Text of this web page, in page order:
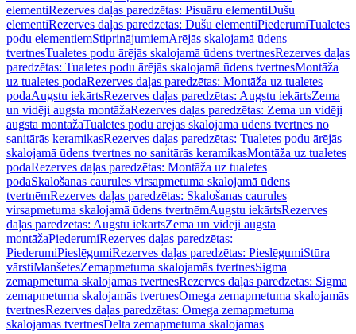
elementiRezerves daļas paredzētas: Pisuāru elementiDušu
elementiRezerves daļas paredzētas: Dušu elementiPiederumiTualetes
podu elementiemStiprinājumiemĀrējās skalojamā ūdens
tvertnesTualetes podu ārējās skalojamā ūdens tvertnesRezerves daļas
paredzētas: Tualetes podu ārējās skalojamā ūdens tvertnesMontāža
uz tualetes podaRezerves daļas paredzētas: Montāža uz tualetes
podaAugstu iekārtsRezerves daļas paredzētas: Augstu iekārtsZema
un vidēji augsta montāžaRezerves daļas paredzētas: Zema un vidēji
augsta montāžaTualetes podu ārējās skalojamā ūdens tvertnes no
sanitārās keramikasRezerves daļas paredzētas: Tualetes podu ārējās
skalojamā ūdens tvertnes no sanitārās keramikasMontāža uz tualetes
podaRezerves daļas paredzētas: Montāža uz tualetes
podaSkalošanas caurules virsapmetuma skalojamā ūdens
tvertnēmRezerves daļas paredzētas: Skalošanas caurules
virsapmetuma skalojamā ūdens tvertnēmAugstu iekārtsRezerves
daļas paredzētas: Augstu iekārtsZema un vidēji augsta
montāžaPiederumiRezerves daļas paredzētas:
PiederumiPieslēgumiRezerves daļas paredzētas: PieslēgumiStūra
vārstiManšetesZemapmetuma skalojamās tvertnesSigma
zemapmetuma skalojamās tvertnesRezerves daļas paredzētas: Sigma
zemapmetuma skalojamās tvertnesOmega zemapmetuma skalojamās
tvertnesRezerves daļas paredzētas: Omega zemapmetuma
skalojamās tvertnesDelta zemapmetuma skalojamās